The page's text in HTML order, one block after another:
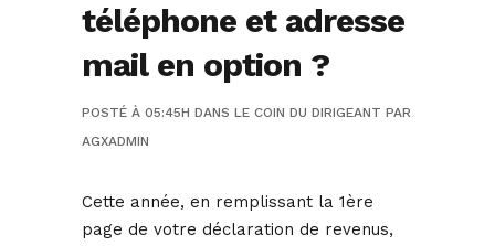
téléphone et adresse
mail en option ?
POSTÉ À 05:45H DANS LE COIN DU DIRIGEANT PAR
AGXADMIN
Cette année, en remplissant la 1ère
page de votre déclaration de revenus,